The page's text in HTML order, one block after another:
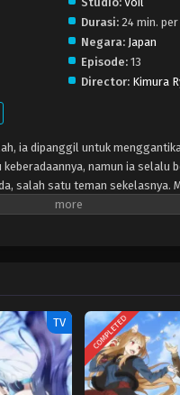
Durasi: 24 min. per
Negara: Japan
Episode: 13
Director: Kimura
ia dipanggil untuk
namun ia selalu
salah satu teman sekelasnya.
asli… ia menjadi orang
TV COMPLETED